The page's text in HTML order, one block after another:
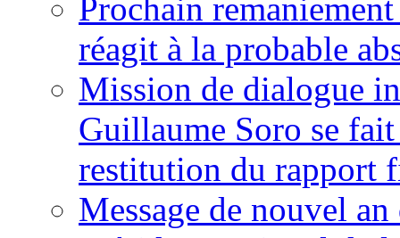
Prochain
réagit à la probable
Mission de dialogue
Guillaume Soro se
restitution du rapport
Message de nouvel